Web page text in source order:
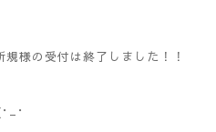
規様の受付は終了しました！！
_･